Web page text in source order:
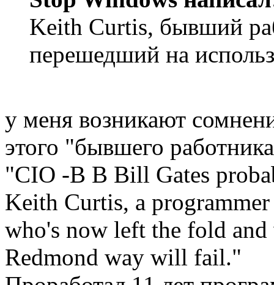
Keith Curtis, бывший
перешедший на
у меня возникают
этого "бывшего
"CIO -В В Bill Gates
Keith Curtis, a
who's now left the fold
Redmond way will fail."